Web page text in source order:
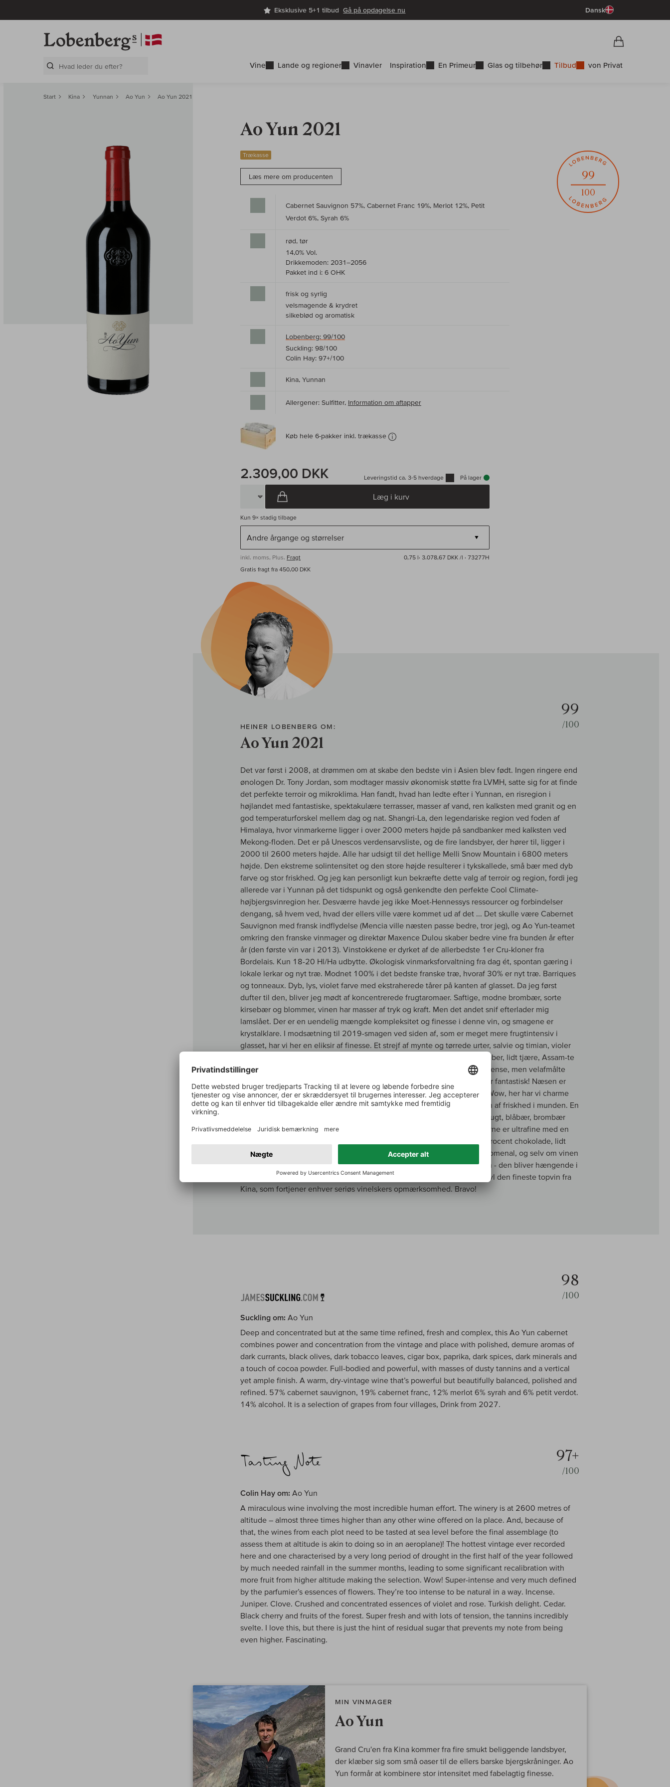
Eksklusive 5+1 tilbudGå på opdagelse nu Dansk
Vine Lande og regioner Vinavler Inspiration En Primeur Glas og tilbehør Tilbud von Privat
Start Kina Yunnan Ao Yun Ao Yun 2021
Ao Yun 2021
Trækasse
Læs mere om producenten 99
100
Cabernet Sauvignon 57%, Cabernet Franc 19%, Merlot 12%, Petit
Verdot 6%, Syrah 6%
rød, tør
14,0% Vol.
Drikkemoden: 2031–2056
Pakket ind i: 6 OHK
frisk og syrlig
velsmagende & krydret
silkeblød og aromatisk
Lobenberg: 99/100
Suckling: 98/100
Colin Hay: 97+/100
Kina, Yunnan
Allergener: Sulfitter, Information om aftapper
Køb hele 6-pakker inkl. trækasse
2.309,00 DKK Leveringstid ca. 3-5 hverdage På lager
Læg i kurv
Kun 9× stadig tilbage
inkl. moms, Plus. Fragt 0,75 l· 3.078,67 DKK /l · 73277H
Gratis fragt fra 450,00 DKK
HEINER LOBENBERG OM:
Ao Yun 2021
99
/100
Det var først i 2008, at drømmen om at skabe den bedste vin i Asien blev født. Ingen ringere end
ønologen Dr. Tony Jordan, som modtager massiv økonomisk støtte fra LVMH, satte sig for at finde
det perfekte terroir og mikroklima. Han fandt, hvad han ledte efter i Yunnan, en risregion i
højlandet med fantastiske, spektakulære terrasser, masser af vand, ren kalksten med granit og en
god temperaturforskel mellem dag og nat. Shangri-La, den legendariske region ved foden af
Himalaya, hvor vinmarkerne ligger i over 2000 meters højde på sandbanker med kalksten ved
Mekong-floden. Det er på Unescos verdensarvsliste, og de fire landsbyer, der hører til, ligger i
2000 til 2600 meters højde. Alle har udsigt til det hellige Melli Snow Mountain i 6800 meters
højde. Den ekstreme solintensitet og den store højde resulterer i tykskallede, små bær med dyb
farve og stor friskhed. Og jeg kan personligt kun bekræfte dette valg af terroir og region, fordi jeg
allerede var i Yunnan på det tidspunkt og også genkendte den perfekte Cool Climate-
højbjergsvinregion her. Desværre havde jeg ikke Moet-Hennessys ressourcer og forbindelser
dengang, så hvem ved, hvad der ellers ville være kommet ud af det ... Det skulle være Cabernet
Sauvignon med fransk indflydelse (Mencia ville næsten passe bedre, tror jeg), og Ao Yun-teamet
omkring den franske vinmager og direktør Maxence Dulou skaber bedre vine fra bunden år efter
år (den første vin var i 2013). Vinstokkene er dyrket af de allerbedste 1er Cru-kloner fra
Bordelais. Kun 18-20 Hl/Ha udbytte. Økologisk vinmarksforvaltning fra dag ét, spontan gæring i
lokale lerkar og nyt træ. Modnet 100% i det bedste franske træ, hvoraf 30% er nyt træ. Barriques
og tonneaux. Dyb, lys, violet farve med ekstraherede tårer på kanten af glasset. Da jeg først
dufter til den, bliver jeg mødt af koncentrerede frugtaromaer. Saftige, modne brombær, sorte
kirsebær og blommer, vinen har masser af tryk og kraft. Men det andet snif efterlader mig
lamslået. Der er en uendelig mængde kompleksitet og finesse i denne vin, og smagene er
krystalklare. I modsætning til 2019-smagen ved siden af, som er meget mere frugtintensiv i
glasset, har vi her en eliksir af finesse. Et strejf af mynte og tørrede urter, salvie og timian, violer
og potpourri smelter sammen til et varmt krydderi. Muskatnød, kubisk peber, lidt tjære, Assam-te
og lakrids. Efter kort tid i glasset bliver jeg næsten overvældet af den intense, men velafmålte
mineralitet. En kombination af skifer, røg og frisk vendt, varm jord - det er fantastisk! Næsen er
fascinerende og minder mig om Château Margaux 2000 i sin ungdom! Wow, her har vi charme
og elegance sammenflettet med kraft. Efter den første slurk kribler vinen af friskhed i munden. En
bølge af vild bærfrugt ruller hen over tungen. Hovedsageligt mørk bærfrugt, blåbær, brombær
med lidt sorte kirsebær, men også tranebær og lidt granatæble. Tanninerne er ultrafine med en
finpoleret, støvet og pulveragtig konsistens, som efterlader mørk, 100 procent chokolade, lidt
cedertræ og varmt krydderi, når man har slugt den. Balancen her er fænomenal, og selv om vinen
minder meget om en top-Bordelaiser i næsen, er den helt unik i munden - den bliver hængende i
flere minutter. På trods af al kraften og det intense tryk er dette uden tvivl den fineste topvin fra
Kina, som fortjener enhver seriøs vinelskers opmærksomhed. Bravo!
98
/100
Suckling om: Ao Yun
Deep and concentrated but at the same time refined, fresh and complex, this Ao Yun cabernet
combines power and concentration from the vintage and place with polished, demure aromas of
dark currants, black olives, dark tobacco leaves, cigar box, paprika, dark spices, dark minerals and
a touch of cocoa powder. Full-bodied and powerful, with masses of dusty tannins and a vertical
yet ample finish. A warm, dry-vintage wine that’s powerful but beautifully balanced, polished and
refined. 57% cabernet sauvignon, 19% cabernet franc, 12% merlot 6% syrah and 6% petit verdot.
14% alcohol. It is a selection of grapes from four villages, Drink from 2027.
97+
/100
Colin Hay om: Ao Yun
A miraculous wine involving the most incredible human effort. The winery is at 2600 metres of
altitude – almost three times higher than any other wine offered on la place. And, because of
that, the wines from each plot need to be tasted at sea level before the final assemblage (to
assess them at altitude is akin to doing so in an aeroplane)! The hottest vintage ever recorded
here and one characterised by a very long period of drought in the first half of the year followed
by much needed rainfall in the summer months, leading to some significant recalibration with
more fruit from higher altitude making the selection. Wow! Super-intense and very much defined
by the parfumier’s essences of flowers. They’re too intense to be natural in a way. Incense.
Juniper. Clove. Crushed and concentrated essences of violet and rose. Turkish delight. Cedar.
Black cherry and fruits of the forest. Super fresh and with lots of tension, the tannins incredibly
svelte. I love this, but there is just the hint of residual sugar that prevents my note from being
even higher. Fascinating.
MIN VINMAGER
Ao Yun
Grand Cru'en fra Kina kommer fra fire smukt beliggende landsbyer,
der klæber sig som små oaser til de ellers barske bjergskråninger. Ao
Yun formår at kombinere stor intensitet med fabelagtig finesse.